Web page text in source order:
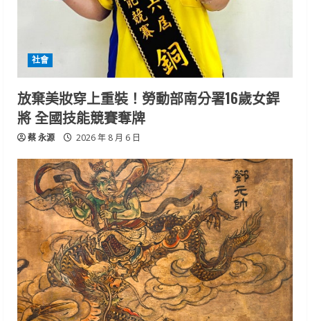
社會
放棄美妝穿上重裝！勞動部南分署16歲女銲
將 全國技能競賽奪牌
蔡 永源 2026 年 8 月 6 日